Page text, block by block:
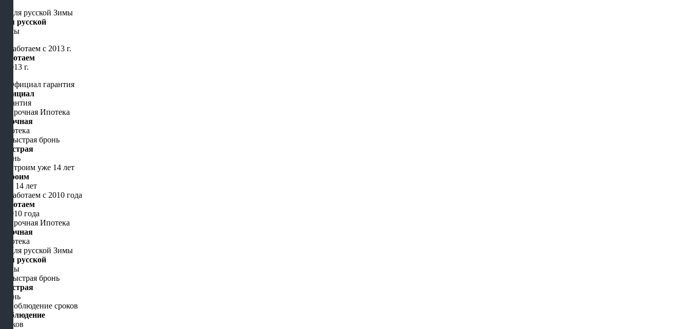
Для русской
Зимы
Работаем
с 2013 г.
Официал
гарантия
Срочная
Ипотека
Быстрая
бронь
Строим
уже 14 лет
Работаем
с 2010 года
Срочная
Ипотека
Для русской
Зимы
Быстрая
бронь
Соблюдение
сроков